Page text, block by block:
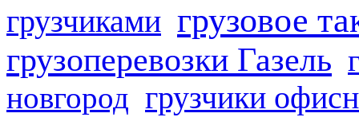
грузчиками грузовое
грузоперевозки Газель
новгород грузчики